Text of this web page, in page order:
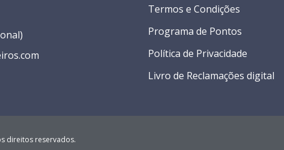
Termos e Condições
Programa de Pontos
Política de Privacidade
Livro de Reclamações digital
direitos reservados.